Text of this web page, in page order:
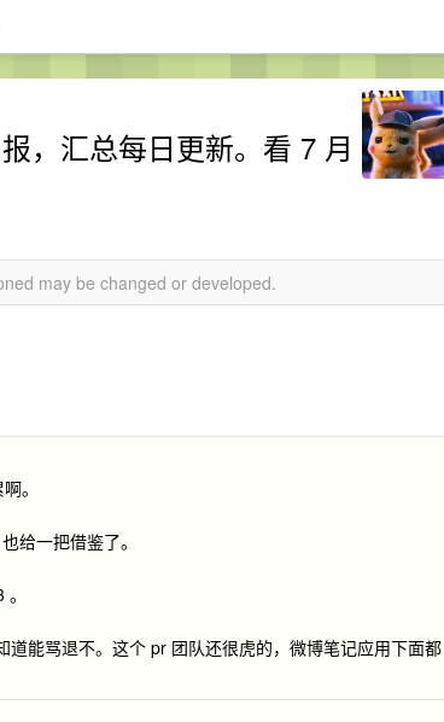
，汇总每日更新。看 7 月
may be changed or developed.
。
给一把借鉴了。
能骂退不。这个 pr 团队还很虎的，微博笔记应用下面都